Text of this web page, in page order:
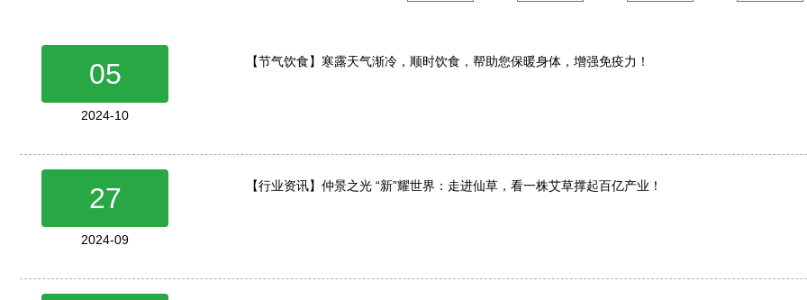
05
2024-10
【节气饮食】寒露天气渐冷，顺时饮食，帮助您保暖身体，增强免疫力！
27
2024-09
【行业资讯】仲景之光 “新”耀世界：走进仙草，看一株艾草撑起百亿产业！